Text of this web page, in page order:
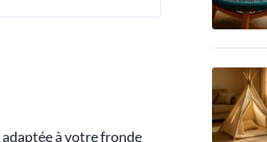
adaptée à votre fronde